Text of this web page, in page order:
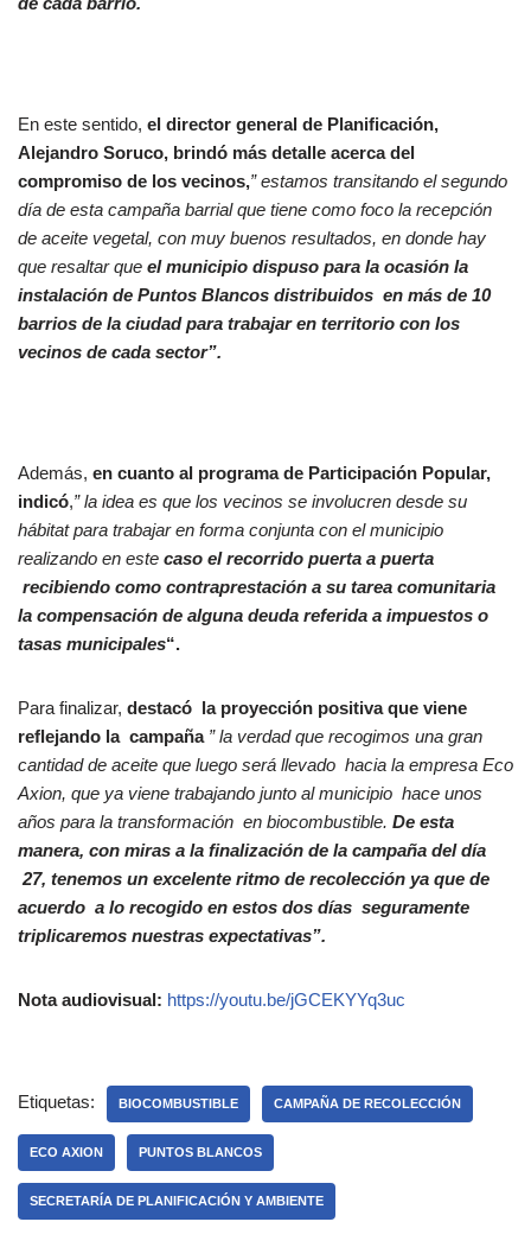
En este sentido, el director general de Planificación,
Alejandro Soruco, brindó más detalle acerca del
compromiso de los vecinos,” estamos transitando el segundo
día de esta campaña barrial que tiene como foco la recepción
de aceite vegetal, con muy buenos resultados, en donde hay
que resaltar que el municipio dispuso para la ocasión la
instalación de Puntos Blancos distribuidos en más de 10
barrios de la ciudad para trabajar en territorio con los
vecinos de cada sector”.
Además, en cuanto al programa de Participación Popular,
indicó,” la idea es que los vecinos se involucren desde su
hábitat para trabajar en forma conjunta con el municipio
realizando en este caso el recorrido puerta a puerta
recibiendo como contraprestación a su tarea comunitaria
la compensación de alguna deuda referida a impuestos o
tasas municipales“.
Para finalizar, destacó la proyección positiva que viene
reflejando la campaña ” la verdad que recogimos una gran
cantidad de aceite que luego será llevado hacia la empresa Eco
Axion, que ya viene trabajando junto al municipio hace unos
años para la transformación en biocombustible. De esta
manera, con miras a la finalización de la campaña del día
27, tenemos un excelente ritmo de recolección ya que de
acuerdo a lo recogido en estos dos días seguramente
triplicaremos nuestras expectativas”.
Nota audiovisual: https://youtu.be/jGCEKYYq3uc
Etiquetas: BIOCOMBUSTIBLE CAMPAÑA DE RECOLECCIÓN
ECO AXION PUNTOS BLANCOS
SECRETARÍA DE PLANIFICACIÓN Y AMBIENTE